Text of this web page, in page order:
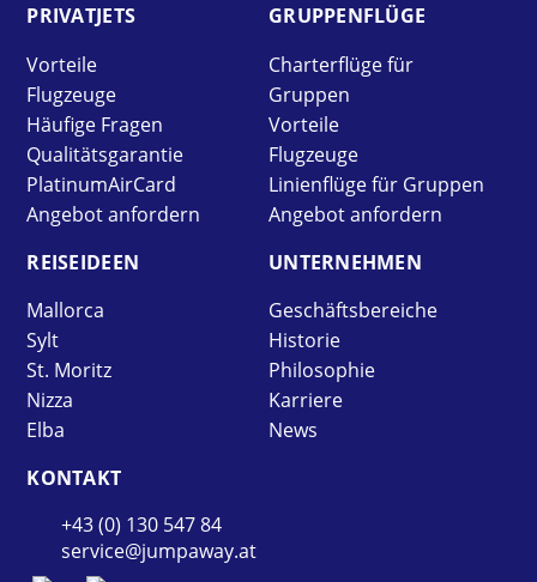
PRIVAT­JETS
Vorteile
Flugzeuge
Häufige Fragen
Qualitätsgarantie
PlatinumAirCard
Angebot anfordern
GRUPPEN­FLÜGE
Charterflüge für
Gruppen
Vorteile
Flugzeuge
Linienflüge für Gruppen
Angebot anfordern
REISE­IDEEN
Mallorca
Sylt
St. Moritz
Nizza
Elba
UNTER­NEHMEN
Geschäftsbereiche
Historie
Philosophie
Karriere
News
KONTAKT
+43 (0) 130 547 84
service@jumpaway.at